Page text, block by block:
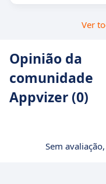
Ver
Opinião da
comunidade
Appvizer (0)
Sem